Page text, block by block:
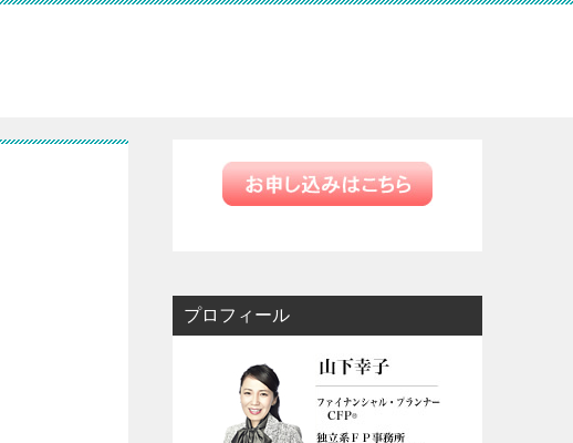
プロフィール